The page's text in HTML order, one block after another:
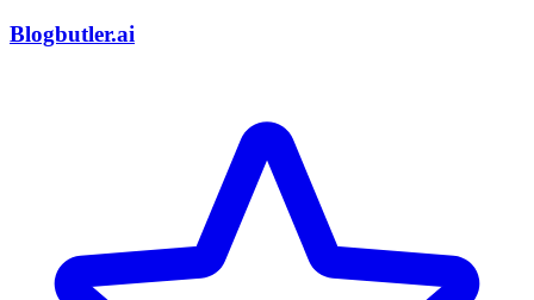
Blogbutler.ai